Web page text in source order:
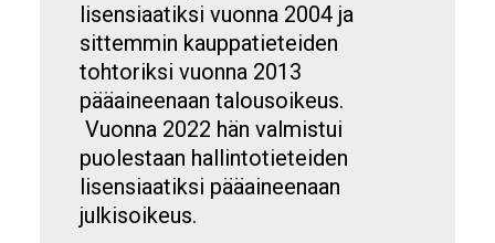
lisensiaatiksi vuonna 2004 ja
sittemmin kauppatieteiden
tohtoriksi vuonna 2013
pääaineenaan talousoikeus.
Vuonna 2022 hän valmistui
puolestaan hallintotieteiden
lisensiaatiksi pääaineenaan
julkisoikeus.